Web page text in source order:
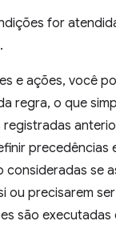
for
e ações, você
regra, o que
precedências
consideradas se
ou precisarem
são executadas